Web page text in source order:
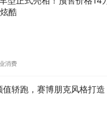
酷
消费
轿跑，赛博朋克风格打